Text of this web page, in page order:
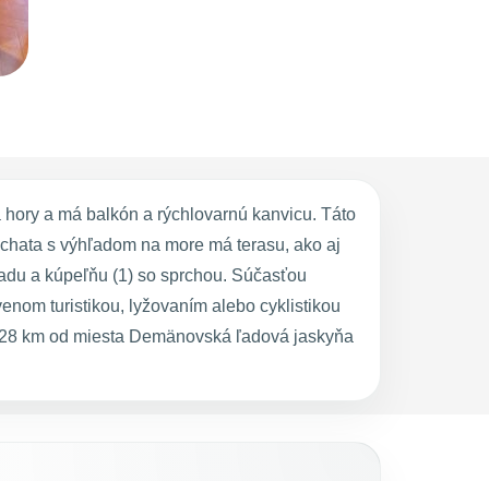
a má balkón a rýchlovarnú kanvicu. Táto
s výhľadom na more má terasu, ako aj
a kúpeľňu (1) so sprchou. Súčasťou
turistikou, lyžovaním alebo cyklistikou
km od miesta Demänovská ľadová jaskyňa